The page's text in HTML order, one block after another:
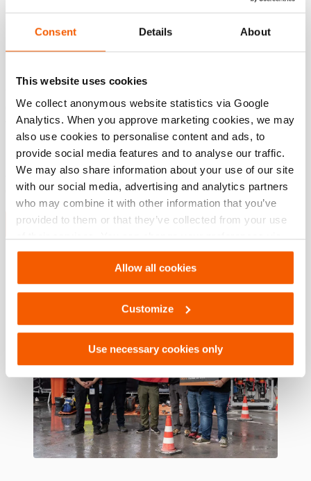
Consent Details About
This website uses cookies
We collect anonymous website statistics via Google
Analytics. When you approve marketing cookies, we may
also use cookies to personalise content and ads, to
provide social media features and to analyse our traffic.
We may also share information about your use of our site
with our social media, advertising and analytics partners
who may combine it with other information that you’ve
provided to them or that they’ve collected from your use
of their services. You can change your preferences via
Settings. See ourcookiestatement.
Allow all cookies
Customize
Use necessary cookies only
Mejor Espíritu de Equipo
organizadores del desafío, Manon Hart y Ronald de Zanger,
felicitaron al equipo por su gran entusiasmo, que atrajo
incluso a algunos aficionados a la exhibición durante su
participación. Además, los evaluadores los calificaron como
auténticas esponjas, porque recogían toda la información
que podían obtener.
Puedes ver el escenario aquí